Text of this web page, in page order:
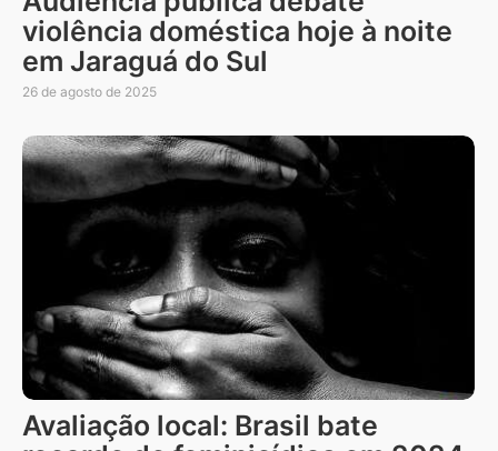
violência doméstica hoje à noite
em Jaraguá do Sul
26 de agosto de 2025
Avaliação local: Brasil bate